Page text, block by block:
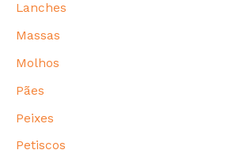
Lanches
Massas
Molhos
Pães
Peixes
Petiscos